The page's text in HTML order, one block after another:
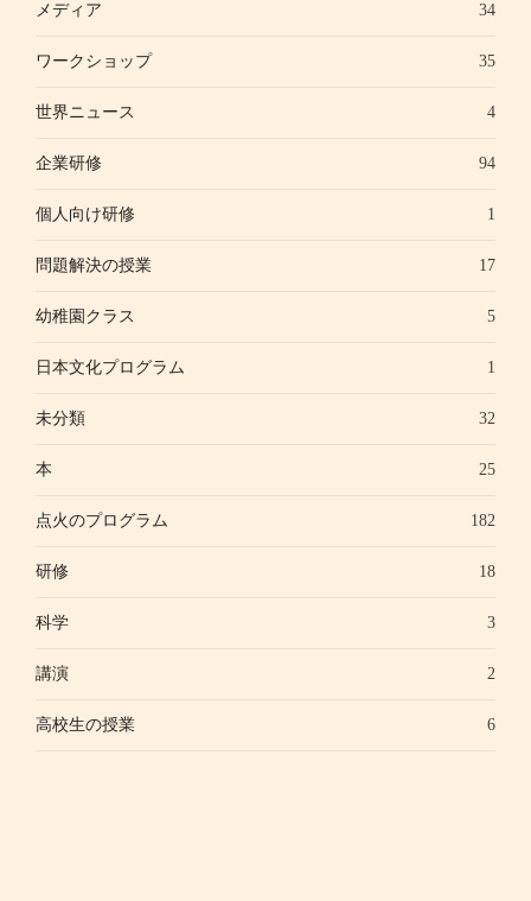
メディア 34
ワークショップ 35
世界ニュース 4
企業研修 94
個人向け研修 1
問題解決の授業 17
幼稚園クラス 5
日本文化プログラム 1
未分類 32
本 25
点火のプログラム 182
研修 18
科学 3
講演 2
高校生の授業 6